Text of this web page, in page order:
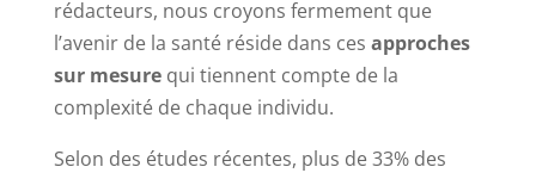
rédacteurs, nous croyons fermement que
l’avenir de la santé réside dans ces approches
sur mesurequi tiennent compte de la
complexité de chaque individu.
Selon des études récentes, plus de 33% des